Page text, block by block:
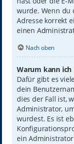
wurde. Wenn du
Adresse korrekt
einen
Nach oben
Warum kann
Dafür gibt es
dein
dies der Fall ist,
Administrator,
wurdest. Es ist
ein